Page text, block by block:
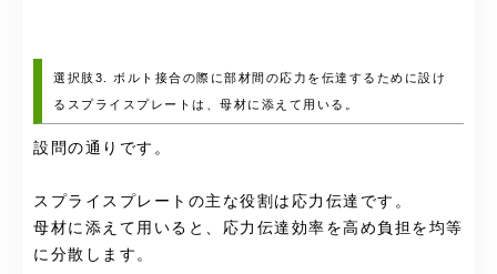
選択肢3. ボルト接合の際に部材間の応力を伝達するために設け
るスプライスプレートは、母材に添えて用いる。
設問の通りです。
スプライスプレートの主な役割は応力伝達です。
母材に添えて用いると、応力伝達効率を高め負担を均等
に分散します。